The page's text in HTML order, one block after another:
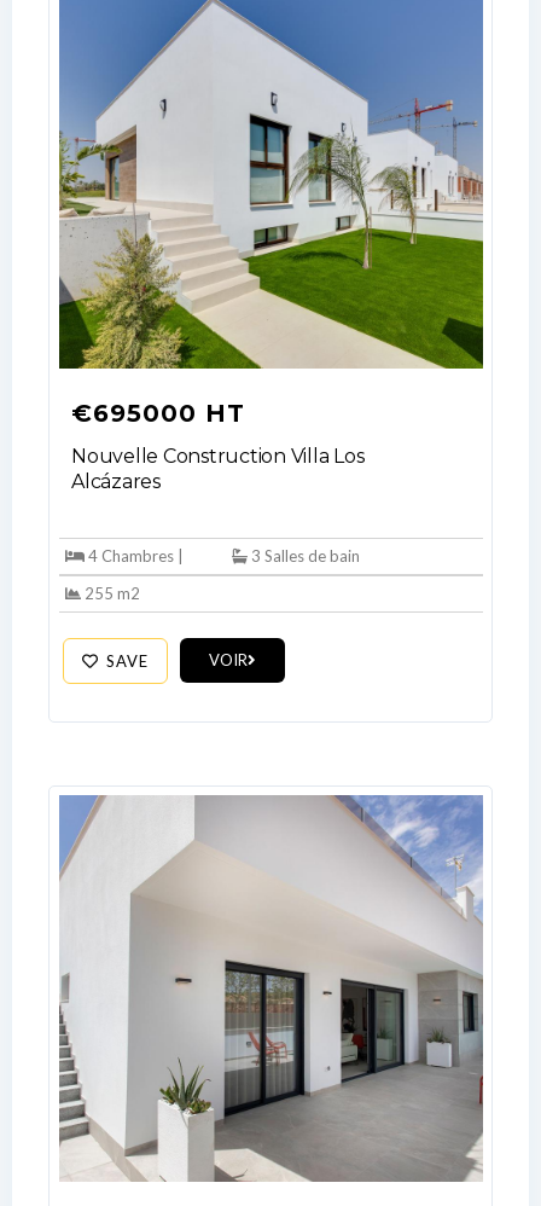
€695000 HT
Nouvelle Construction Villa Los
Alcázares
4 Chambres |
3 Salles de bain
255 m2
SAVE VOIR
Log In
Username